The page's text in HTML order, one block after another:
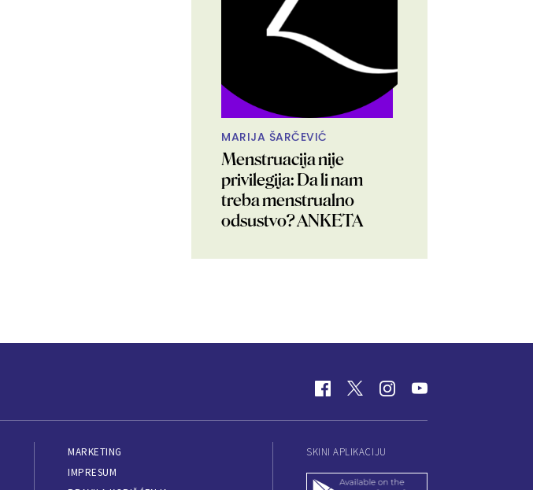
MARIJA ŠARČEVIĆ
Menstruacija nije
privilegija: Da li nam
treba menstrualno
odsustvo? ANKETA
MARKETING
IMPRESUM
SKINI APLIKACIJU